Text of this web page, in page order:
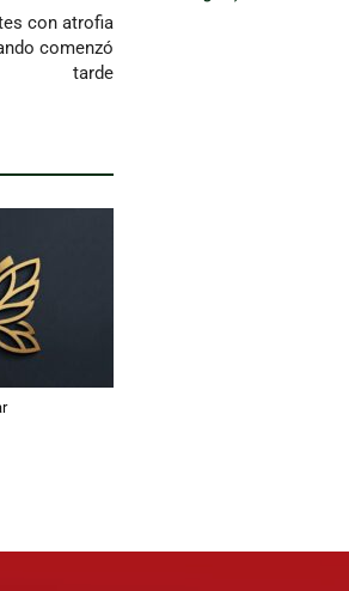
con atrofia
comenzó
tarde